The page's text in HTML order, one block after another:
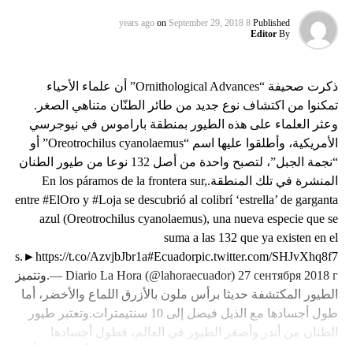
Published
8 years ago
on September 29, 2018
By
Editor
ذكرت صحيفة “Ornithological Advances” أن علماء الأحياء
تمكنوا من اكتشاف نوع جديد من طائر الطنّان متناهي الصغر.
وعثر العلماء على هذه الطيور بمنطقة باراموس في نيوجرسي
الأمريكية، وأطلقوا عليها اسم “Oreotrochilus cyanolaemus” أو
“نجمة الجبل”، لتصبح واحدة من أصل 132 نوعا من طيور الطنان
المنشرة في تلك المنطقة.En los páramos de la frontera sur,
entre #ElOro y #Loja se descubrió al colibrí ‘estrella’ de garganta
azul (Oreotrochilus cyanolaemus), una nueva especie que se
suma a las 132 que ya existen en el
país.►https://t.co/AzvjbJbr1a#Ecuadorpic.twitter.com/SHJvXhq8f7
— Diario La Hora (@lahoraecuador) 27 сентября 2018 г.وتتميز
الطيور المكتشفة حديثا برأس ملون بالأزرق اللماع والأخضر، أما
طول أجسادها مع الذيل فيصل إلى 10 سنتيمترات.وتعتبر طيور
الطنان من أندر وأصغر الطيور في العالم، فطول أجسادها